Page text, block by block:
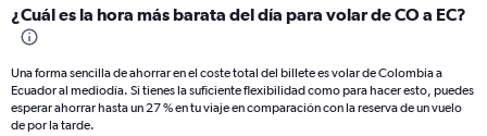
Range:
12
The
chart
has
¿Cuál es la hora más barata del día para volar de CO a EC?
Una forma sencilla de ahorrar en el coste total del billete es volar de Colombia a
Ecuador al mediodía. Si tienes la suficiente flexibilidad como para hacer esto, puedes
esperar ahorrar hasta un 27 % en tu viaje en comparación con la reserva de un vuelo
de por la tarde.